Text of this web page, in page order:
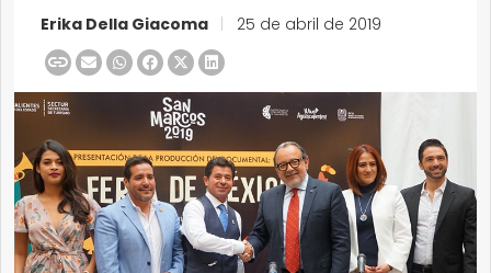
Erika Della Giacoma 25 de abril de 2019